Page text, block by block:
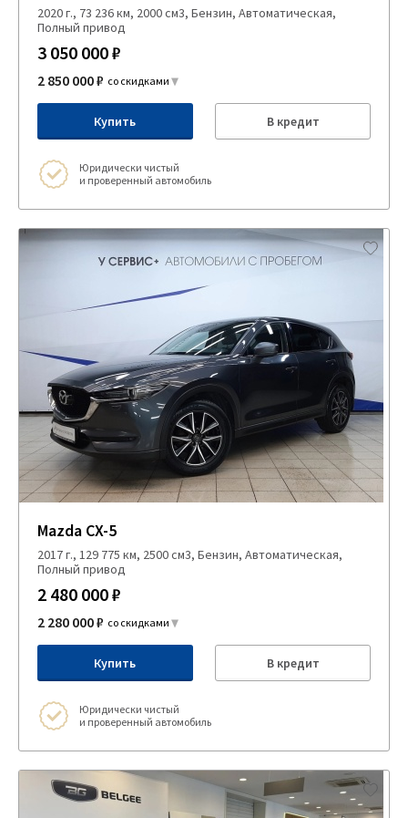
2020 г., 73 236 км, 2000 см3, Бензин, Автоматическая,
Полный привод
3 050 000 ₽
2 850 000 ₽ со скидками
Купить В кредит
Юридически чистый
и проверенный автомобиль
Mazda CX-5
2017 г., 129 775 км, 2500 см3, Бензин, Автоматическая,
Полный привод
2 480 000 ₽
2 280 000 ₽ со скидками
Купить В кредит
Юридически чистый
и проверенный автомобиль